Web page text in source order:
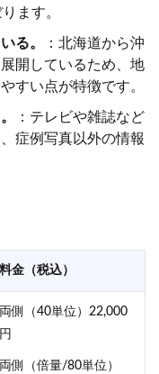
ます。
る。
：北海道から沖
開しているため、地
すい点が特徴です。
：テレビや雑誌など
症例写真以外の情報
料金（税込）
両側（40単位）22,000
円
両側（倍量/80単位）